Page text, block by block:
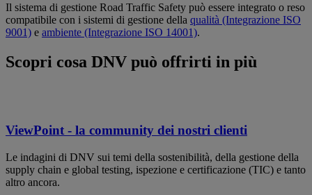
Il sistema di gestione Road Traffic Safety può essere integrato o reso
compatibile con i sistemi di gestione della qualità (Integrazione ISO
9001) e ambiente (Integrazione ISO 14001).
Scopri cosa DNV può offrirti in più
ViewPoint - la community dei nostri clienti
Le indagini di DNV sui temi della sostenibilità, della gestione della
supply chain e global testing, ispezione e certificazione (TIC) e tanto
altro ancora.